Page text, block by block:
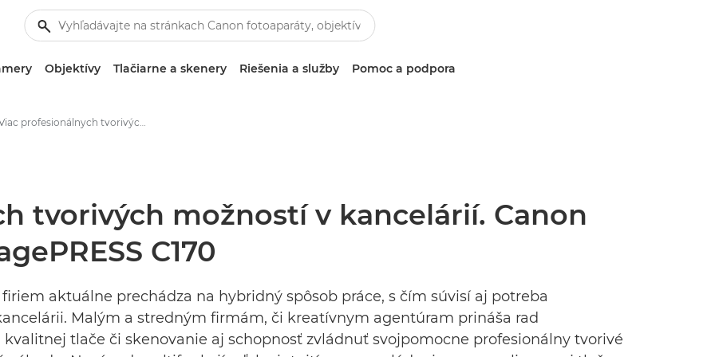
Objektívy Tlačiarne a skenery Riešenia a služby Pomoc a podpora
Viac profesionálnych tvorivých možností v kancelárií. Canon predstavuje rad imagePRESS C170 -Tlačové stredisko Canon
tvorivých možností v kancelárií. Canon
C170
firiem aktuálne prechádza na hybridný spôsob práce, s čím súvisí aj potreba
Malým a stredným firmám, či kreatívnym agentúram prináša rad
kvalitnej tlače či skenovanie aj schopnosť zvládnuť svojpomocne profesionálny tvorivé